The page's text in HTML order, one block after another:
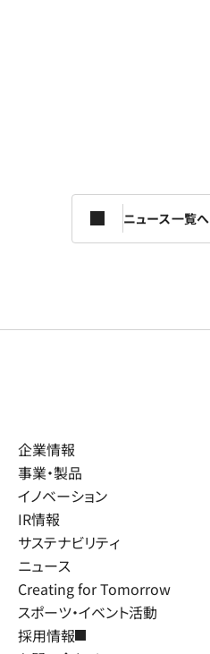
ニュース一覧へ
企業情報
事業・製品
イノベーション
IR情報
サステナビリティ
ニュース
Creating for Tomorrow
スポーツ・イベント活動
採用情報